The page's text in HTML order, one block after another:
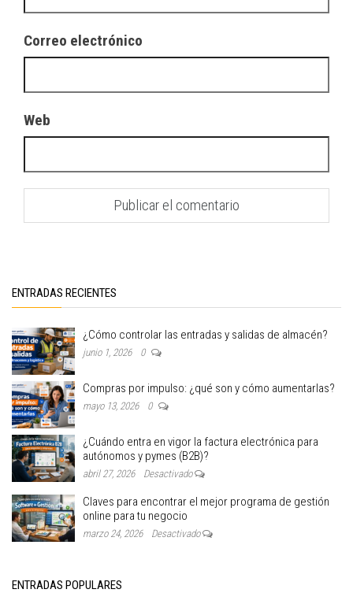
Correo electrónico
Web
ENTRADAS RECIENTES
¿Cómo controlar las entradas y salidas de almacén?
junio 1, 2026 0
Compras por impulso: ¿qué son y cómo aumentarlas?
mayo 13, 2026 0
¿Cuándo entra en vigor la factura electrónica para
autónomos y pymes (B2B)?
abril 27, 2026 Desactivado
Claves para encontrar el mejor programa de gestión
online para tu negocio
marzo 24, 2026 Desactivado
ENTRADAS POPULARES